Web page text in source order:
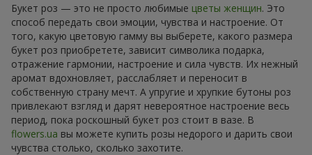
Букет роз — это не просто любимые цветы женщин. Это
способ передать свои эмоции, чувства и настроение. От
того, какую цветовую гамму вы выберете, какого размера
букет роз приобретете, зависит символика подарка,
отражение гармонии, настроение и сила чувств. Их нежный
аромат вдохновляет, расслабляет и переносит в
собственную страну мечт. А упругие и хрупкие бутоны роз
привлекают взгляд и дарят невероятное настроение весь
период, пока роскошный букет роз стоит в вазе. В
flowers.ua вы можете купить розы недорого и дарить свои
чувства столько, сколько захотите.